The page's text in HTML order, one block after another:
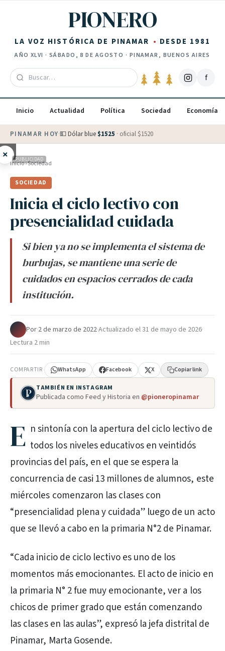
PIONERO
LA VOZ HISTÓRICA DE PINAMAR DESDE 1981
AÑO XLVI · SÁBADO, 8 DE AGOSTO · PINAMAR, BUENOS AIRES
f
Inicio Actualidad Política Sociedad Economía
PINAMAR HOY·💵 Dólar blue $1525 · oficial $1520
× PUBLICIDAD
Inicio›Sociedad
SOCIEDAD
Inicia el ciclo lectivo con
presencialidad cuidada
Si bien ya no se implementa el sistema de
burbujas, se mantiene una serie de
cuidados en espacios cerrados de cada
institución.
Por·2 de marzo de 2022·Actualizado el31 de mayo de 2026·
Lectura 2 min
COMPARTIR WhatsApp Facebook X Copiar link
TAMBIÉN EN INSTAGRAM
Publicada como Feed y Historia en @pioneropinamar
E n sintonía con la apertura del ciclo lectivo de
todos los niveles educativos en veintidós
provincias del país, en el que se espera la
concurrencia de casi 13 millones de alumnos, este
miércoles comenzaron las clases con
“presencialidad plena y cuidada” luego de un acto
que se llevó a cabo en la primaria N°2 de Pinamar.
“Cada inicio de ciclo lectivo es uno de los
momentos más emocionantes. El acto de inicio en
la primaria N° 2 fue muy emocionante, ver a los
chicos de primer grado que están comenzando
las clases en las aulas”, expresó la jefa distrital de
Pinamar, Marta Gosende.